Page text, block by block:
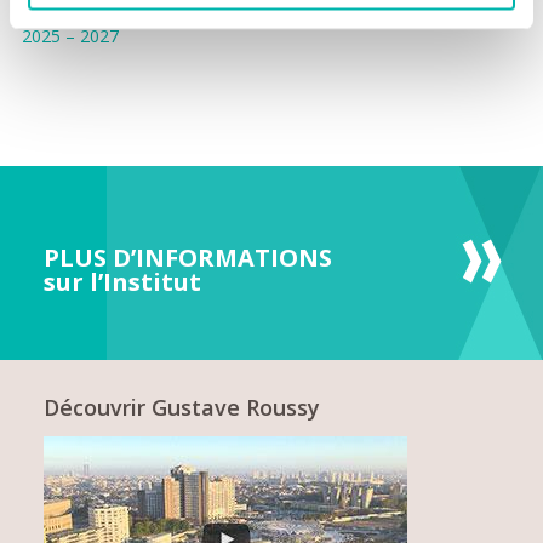
► Découvrez notre plan d’actions pour l’égalité professionnelle
2025 – 2027
PLUS D’INFORMATIONS
sur l’Institut
Découvrir Gustave Roussy